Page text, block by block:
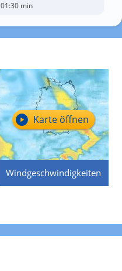
01:30 min
Windgeschwindigkeiten
Karte öffnen